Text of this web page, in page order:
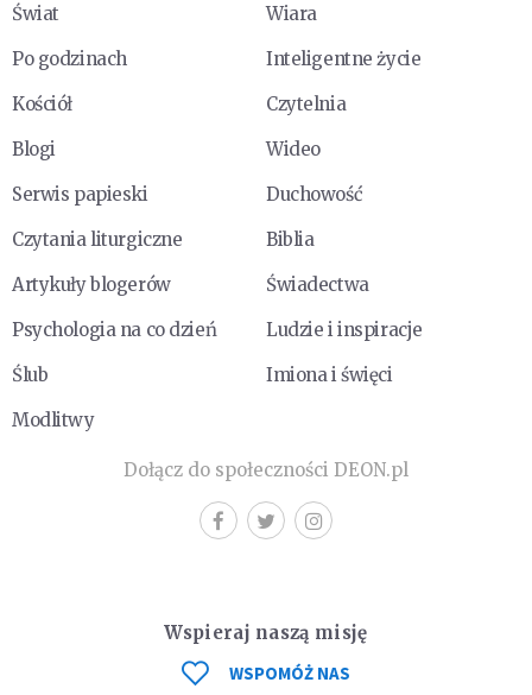
Świat
Wiara
Po godzinach
Inteligentne życie
Kościół
Czytelnia
Blogi
Wideo
Serwis papieski
Duchowość
Czytania liturgiczne
Biblia
Artykuły blogerów
Świadectwa
Psychologia na co dzień
Ludzie i inspiracje
Ślub
Imiona i święci
Modlitwy
Dołącz do społeczności DEON.pl
Wspieraj naszą misję
WSPOMÓŻ NAS